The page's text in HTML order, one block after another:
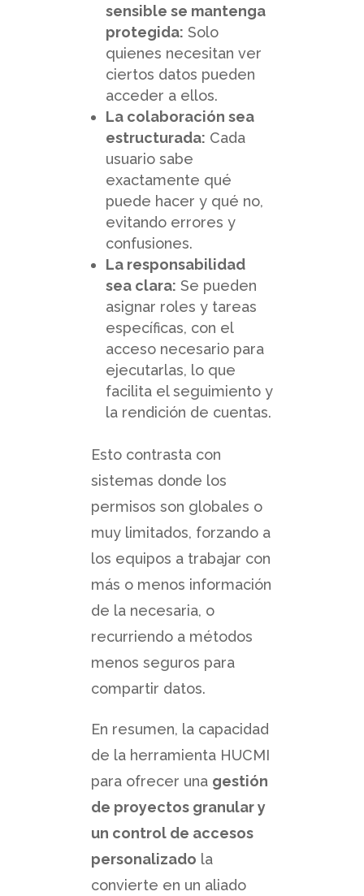
sensible se mantenga
protegida: Solo
quienes necesitan ver
ciertos datos pueden
acceder a ellos.
La colaboración sea
estructurada: Cada
usuario sabe
exactamente qué
puede hacer y qué no,
evitando errores y
confusiones.
La responsabilidad
sea clara: Se pueden
asignar roles y tareas
específicas, con el
acceso necesario para
ejecutarlas, lo que
facilita el seguimiento y
la rendición de cuentas.
Esto contrasta con
sistemas donde los
permisos son globales o
muy limitados, forzando a
los equipos a trabajar con
más o menos información
de la necesaria, o
recurriendo a métodos
menos seguros para
compartir datos.
En resumen, la capacidad
de la herramienta HUCMI
para ofrecer una gestión
de proyectos granular y
un control de accesos
personalizado la
convierte en un aliado